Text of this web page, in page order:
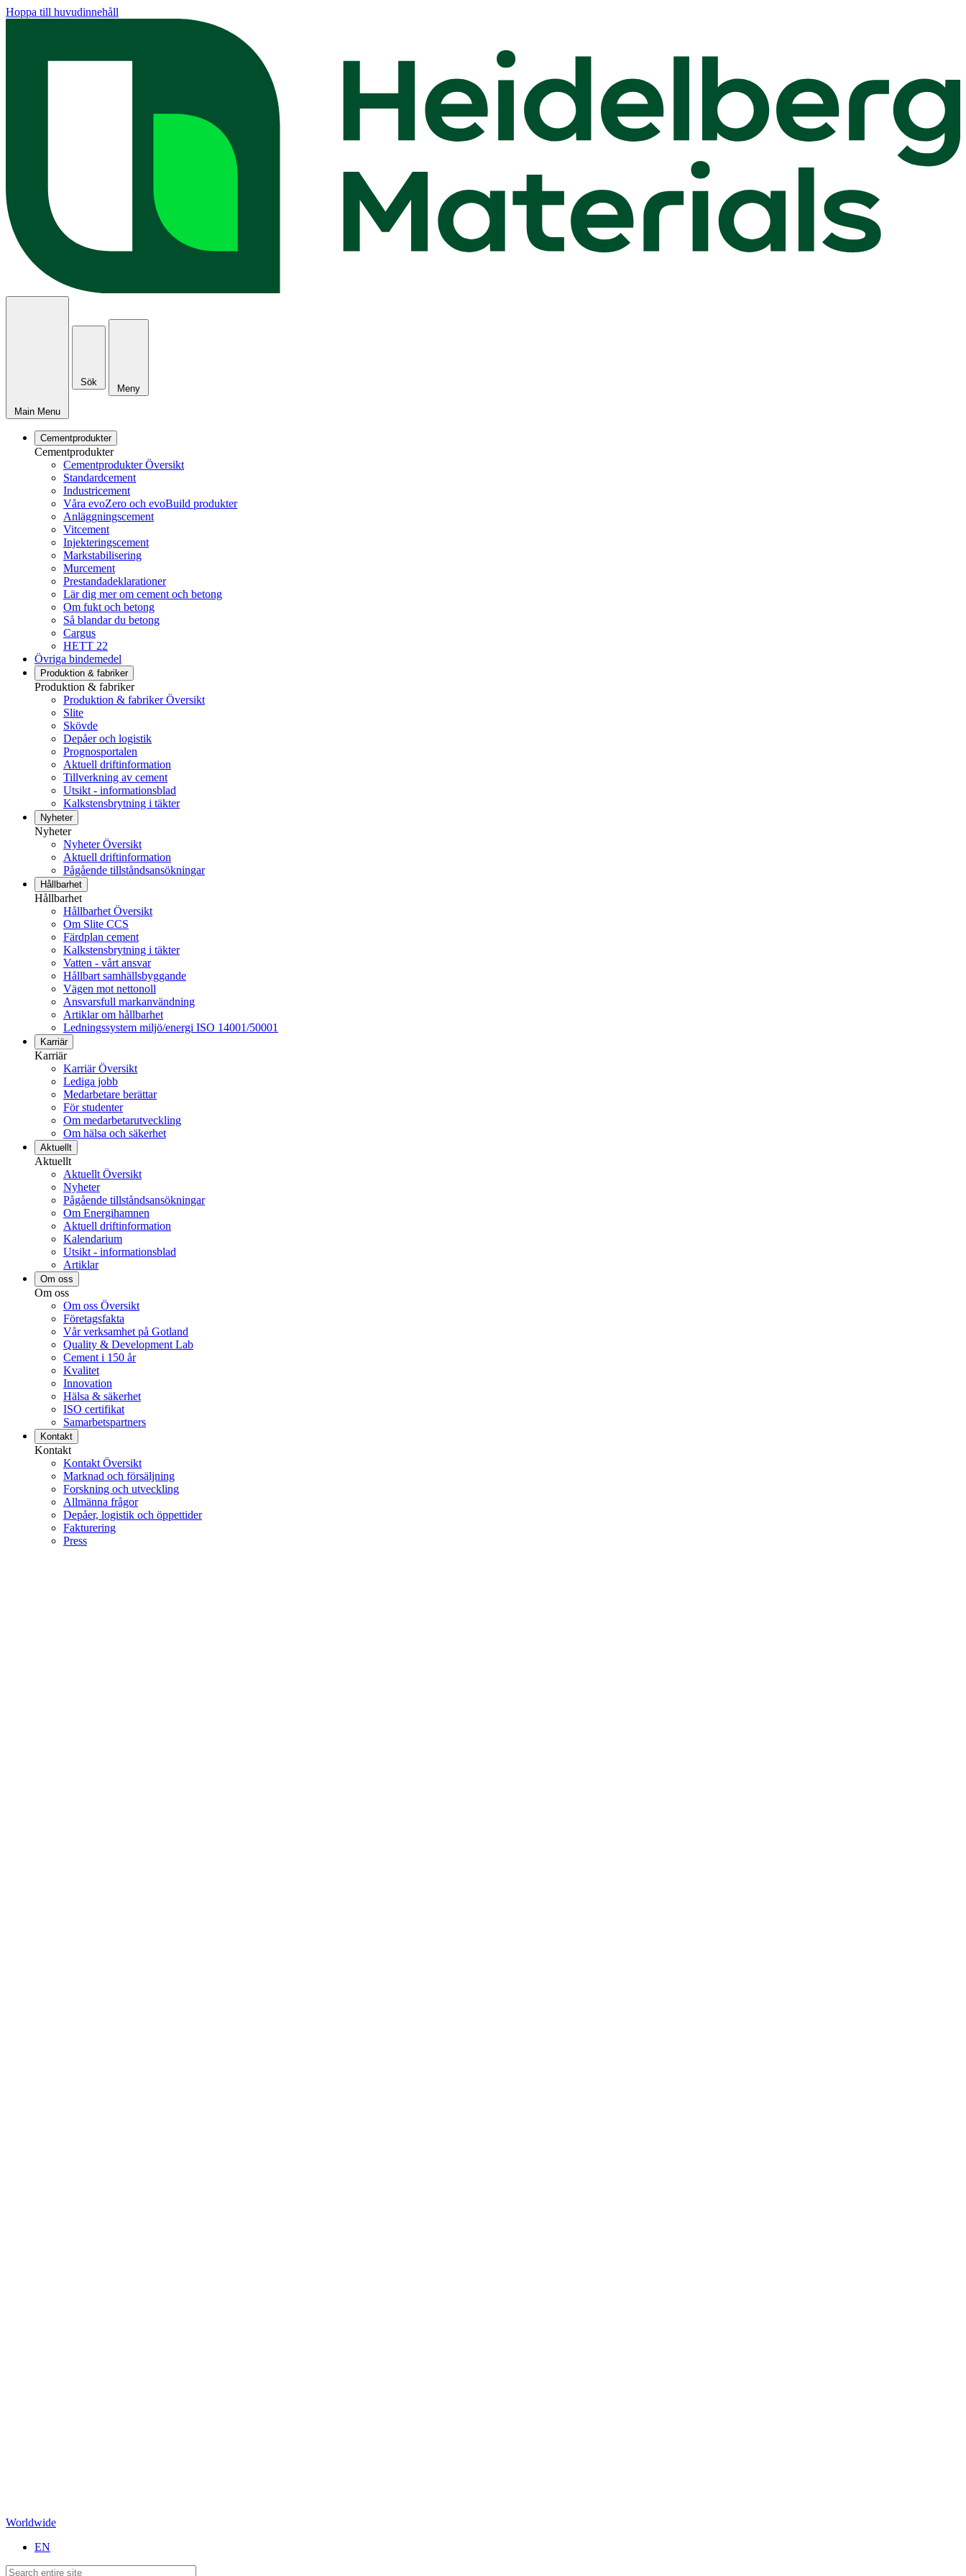
Hoppa till huvudinnehåll
Main Menu
Sök
Meny
Cementprodukter
Cementprodukter
Cementprodukter Översikt
Standardcement
Industricement
Våra evoZero och evoBuild produkter
Anläggningscement
Vitcement
Injekteringscement
Markstabilisering
Murcement
Prestandadeklarationer
Lär dig mer om cement och betong
Om fukt och betong
Så blandar du betong
Cargus
HETT 22
Övriga bindemedel
Produktion & fabriker
Produktion & fabriker
Produktion & fabriker Översikt
Slite
Skövde
Depåer och logistik
Prognosportalen
Aktuell driftinformation
Tillverkning av cement
Utsikt - informationsblad
Kalkstensbrytning i täkter
Nyheter
Nyheter
Nyheter Översikt
Aktuell driftinformation
Pågående tillståndsansökningar
Hållbarhet
Hållbarhet
Hållbarhet Översikt
Om Slite CCS
Färdplan cement
Kalkstensbrytning i täkter
Vatten - vårt ansvar
Hållbart samhällsbyggande
Vägen mot nettonoll
Ansvarsfull markanvändning
Artiklar om hållbarhet
Ledningssystem miljö/energi ISO 14001/50001
Karriär
Karriär
Karriär Översikt
Lediga jobb
Medarbetare berättar
För studenter
Om medarbetarutveckling
Om hälsa och säkerhet
Aktuellt
Aktuellt
Aktuellt Översikt
Nyheter
Pågående tillståndsansökningar
Om Energihamnen
Aktuell driftinformation
Kalendarium
Utsikt - informationsblad
Artiklar
Om oss
Om oss
Om oss Översikt
Företagsfakta
Vår verksamhet på Gotland
Quality & Development Lab
Cement i 150 år
Kvalitet
Innovation
Hälsa & säkerhet
ISO certifikat
Samarbetspartners
Kontakt
Kontakt
Kontakt Översikt
Marknad och försäljning
Forskning och utveckling
Allmänna frågor
Depåer, logistik och öppettider
Fakturering
Press
Worldwide
EN